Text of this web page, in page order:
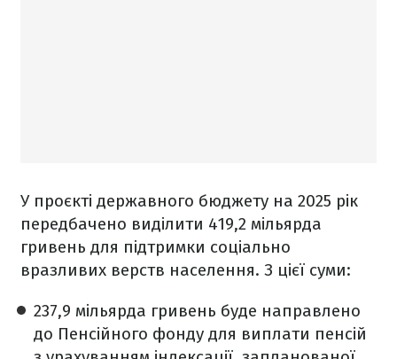
У проєкті державного бюджету на 2025 рік
передбачено виділити 419,2 мільярда
гривень для підтримки соціально
вразливих верств населення. З цієї суми:
237,9 мільярда гривень буде направлено
до Пенсійного фонду для виплати пенсій